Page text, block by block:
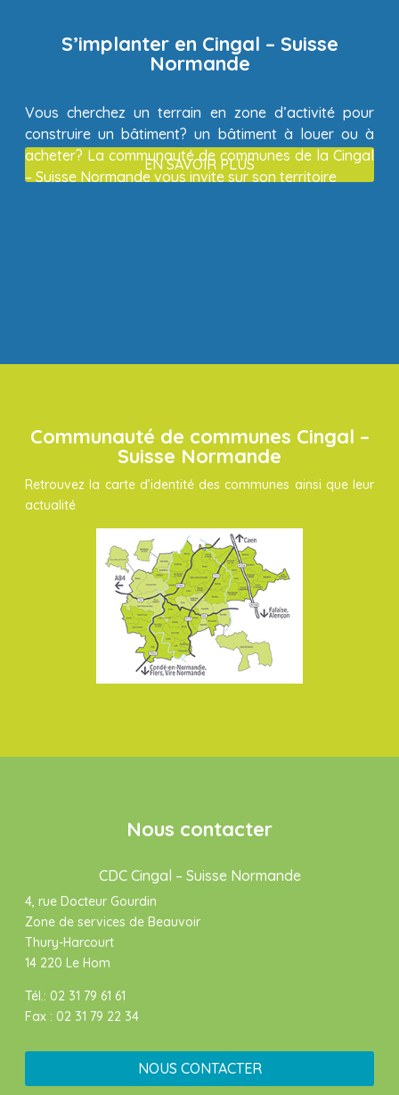
S’implanter en Cingal – Suisse
Normande
Vous cherchez un terrain en zone d’activité pour
construire un bâtiment? un bâtiment à louer ou à
acheter? La communauté de communes de la Cingal
– Suisse Normande vous invite sur son territoire
EN SAVOIR PLUS
Communauté de communes Cingal –
Suisse Normande
Retrouvez la carte d’identité des communes ainsi que leur
actualité
Nous contacter
CDC Cingal – Suisse Normande
4, rue Docteur Gourdin
Zone de services de Beauvoir
Thury-Harcourt
14 220 Le Hom
Tél.: 02 31 79 61 61
Fax : 02 31 79 22 34
NOUS CONTACTER